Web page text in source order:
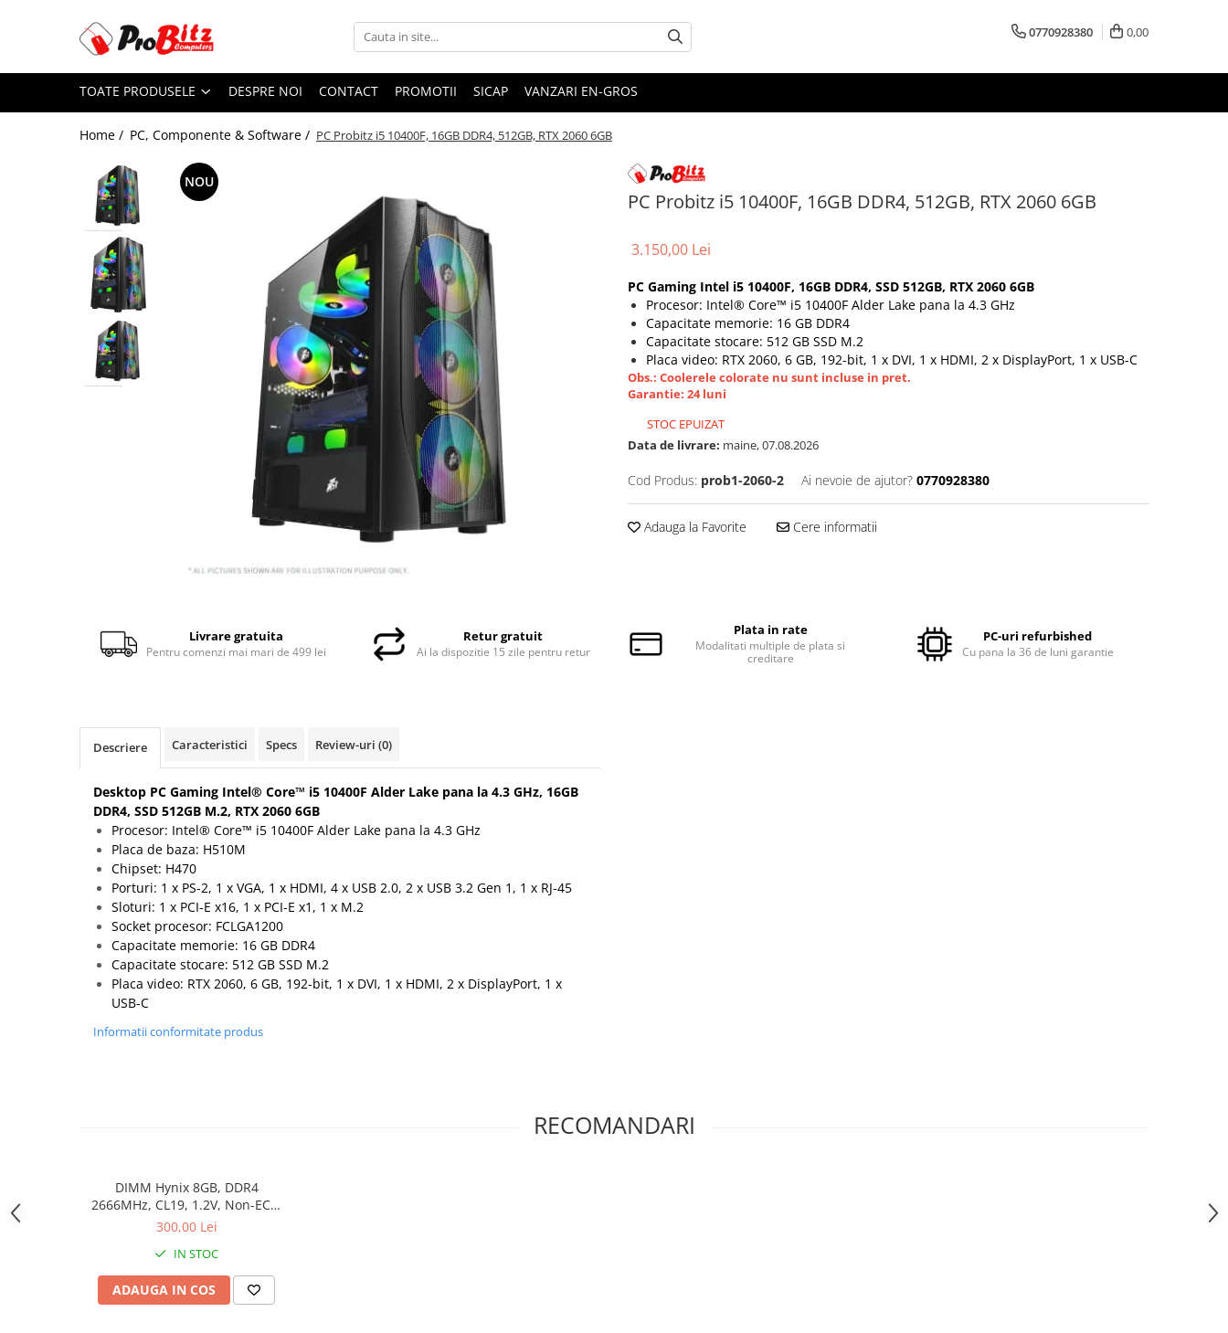
Toate Produsele
Laptopuri si accesorii
Laptopuri Renew
Laptopuri Refurbished
Laptopuri Second-hand
Componente NOI Laptop
Memorii laptop
Baterii laptop
Componente REFURBISHED Laptop
Hard Disk-uri Refurbished
Accesorii Laptop
Calculatoare Mini NOI
Calculatoare RENEW
Componente PC NOI
Hard Disk-uri Desktop
Ventilatoare carcasa
Calculatoare All-in-One NOI
All-in-One REFURBISHED
Calculatoare All-in-One RENEW
Componente All-in-One
Monitoare NOI
0770928380 0,00
TOATE PRODUSELE DESPRE NOI CONTACT PROMOTII SICAP VANZARI EN-GROS
Home / PC, Componente & Software / PC Probitz i5 10400F, 16GB DDR4, 512GB, RTX 2060 6GB
PC Probitz i5 10400F, 16GB DDR4, 512GB, RTX 2060 6GB
NOU
3.150,00 Lei
PC Gaming Intel i5 10400F, 16GB DDR4, SSD 512GB, RTX 2060 6GB
Procesor: Intel® Core™ i5 10400F Alder Lake pana la 4.3 GHz
Capacitate memorie: 16 GB DDR4
Capacitate stocare: 512 GB SSD M.2
Placa video: RTX 2060, 6 GB, 192-bit, 1 x DVI, 1 x HDMI, 2 x DisplayPort, 1 x USB-C
Obs.: Coolerele colorate nu sunt incluse in pret.
Garantie: 24 luni
STOC EPUIZAT
Data de livrare: maine, 07.08.2026
Cod Produs: prob1-2060-2 Ai nevoie de ajutor? 0770928380
Adauga la Favorite Cere informatii
Livrare gratuita
Pentru comenzi mai mari de 499 lei
Retur gratuit
Ai la dispozitie 15 zile pentru retur
Plata in rate
Modalitati multiple de plata si
creditare
PC-uri refurbished
Cu pana la 36 de luni garantie
Descriere Caracteristici Specs Review-uri (0)
Desktop PC Gaming Intel® Core™ i5 10400F Alder Lake pana la 4.3 GHz, 16GB
DDR4, SSD 512GB M.2, RTX 2060 6GB
Procesor: Intel® Core™ i5 10400F Alder Lake pana la 4.3 GHz
Placa de baza: H510M
Chipset: H470
Porturi: 1 x PS-2, 1 x VGA, 1 x HDMI, 4 x USB 2.0, 2 x USB 3.2 Gen 1, 1 x RJ-45
Sloturi: 1 x PCI-E x16, 1 x PCI-E x1, 1 x M.2
Socket procesor: FCLGA1200
Capacitate memorie: 16 GB DDR4
Capacitate stocare: 512 GB SSD M.2
Placa video: RTX 2060, 6 GB, 192-bit, 1 x DVI, 1 x HDMI, 2 x DisplayPort, 1 x
USB-C
Informatii conformitate produs
RECOMANDARI
DIMM Hynix 8GB, DDR4
2666MHz, CL19, 1.2V, Non-ECC,
bulk
300,00 Lei
IN STOC
ADAUGA IN COS